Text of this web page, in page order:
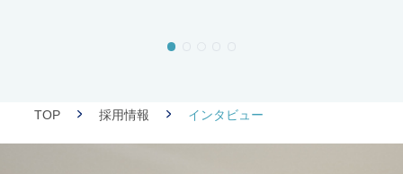
TOP 採用情報 インタビュー